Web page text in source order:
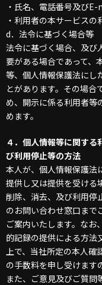
・氏名、電話番号及び
・利用者の本サービス
d．法令に基づく場合等
法令に基づく場合、及び
要がある場合であって、
等、個人情報保護法にし
とがあります。その場合
め、開示に係る利用者等
めます。
４．個人情報等に関す
び利用停止等の方法
本人が、個人情報保護法
提供し又は提供を受ける
削除、消去、及び利用停
のお問い合わせ窓口まで
ご案内いたします。なお
的記録の提供による方法
上で、当社所定の本人確
の手数料を申し受けます
また、ご意見及びご質問